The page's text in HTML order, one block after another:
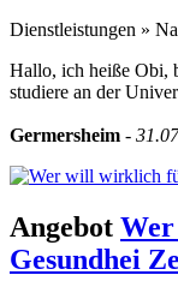
Dienstleistungen »
Hallo, ich heiße Obi,
studiere an der
Germersheim -
Angebot
Gesundhei